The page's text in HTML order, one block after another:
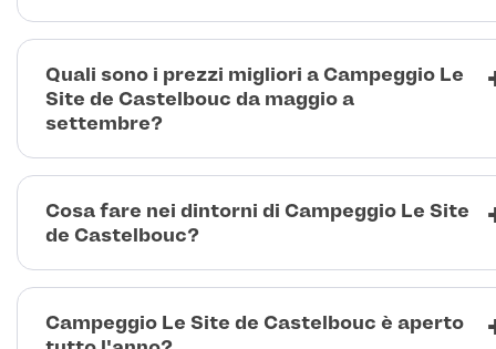
Quali sono i prezzi migliori a Campeggio Le
Site de Castelbouc da maggio a
settembre?
Cosa fare nei dintorni di Campeggio Le Site
de Castelbouc?
Campeggio Le Site de Castelbouc è aperto